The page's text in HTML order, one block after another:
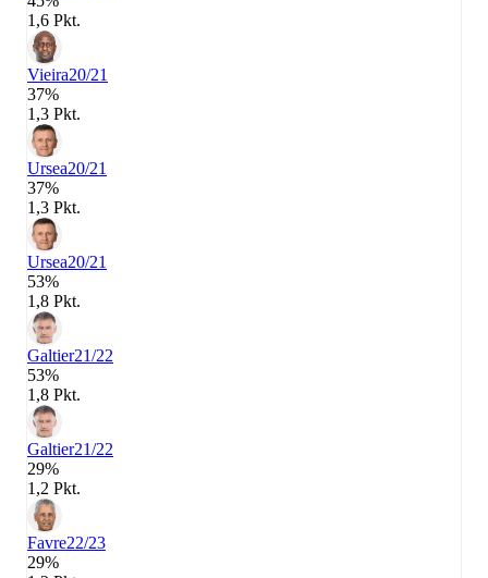
1,6 Pkt.
Vieira20/21
37%
1,3 Pkt.
Ursea20/21
37%
1,3 Pkt.
Ursea20/21
53%
1,8 Pkt.
Galtier21/22
53%
1,8 Pkt.
Galtier21/22
29%
1,2 Pkt.
Favre22/23
29%